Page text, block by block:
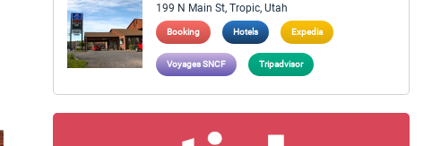
199 N Main St, Tropic, Utah
Booking Hotels Expedia
Voyages SNCF Tripadvisor